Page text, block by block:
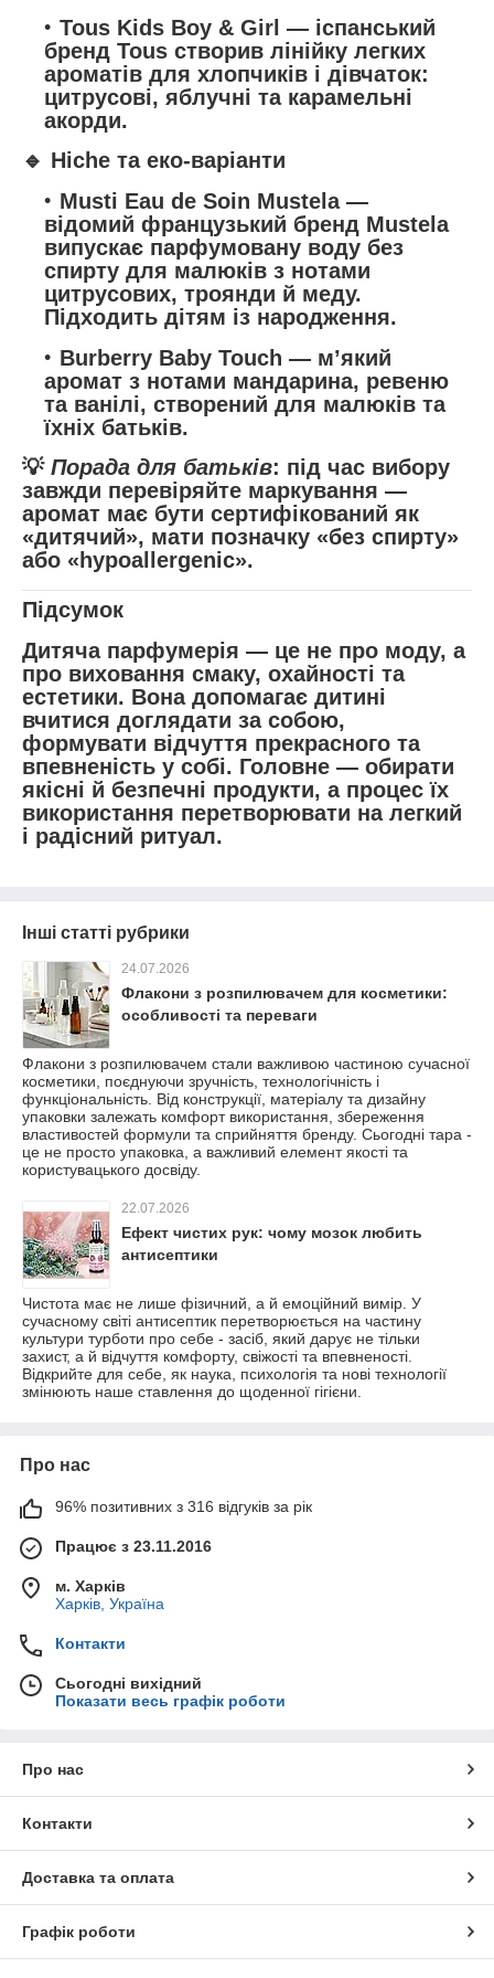
Tous Kids Boy & Girl — іспанський
бренд Tous створив лінійку легких
ароматів для хлопчиків і дівчаток:
цитрусові, яблучні та карамельні
акорди.
🔹 Нiche та еко-варіанти
Musti Eau de Soin Mustela—
відомий французький бренд Mustela
випускає парфумовану воду без
спирту для малюків з нотами
цитрусових, троянди й меду.
Підходить дітям із народження.
Burberry Baby Touch — м’який
аромат з нотами мандарина, ревеню
та ванілі, створений для малюків та
їхніх батьків.
💡 Порада для батьків: під час вибору
завжди перевіряйте маркування —
аромат має бути сертифікований як
«дитячий», мати позначку «без спирту»
або «hypoallergenic».
Підсумок
Дитяча парфумерія — це не про моду, а
про виховання смаку, охайності та
естетики. Вона допомагає дитині
вчитися доглядати за собою,
формувати відчуття прекрасного та
впевненість у собі. Головне — обирати
якісні й безпечні продукти, а процес їх
використання перетворювати на легкий
і радісний ритуал.
Інші статті рубрики
24.07.2026
Флакони з розпилювачем для косметики:
особливості та переваги
Флакони з розпилювачем стали важливою частиною сучасної
косметики, поєднуючи зручність, технологічність і
функціональність. Від конструкції, матеріалу та дизайну
упаковки залежать комфорт використання, збереження
властивостей формули та сприйняття бренду. Сьогодні тара -
це не просто упаковка, а важливий елемент якості та
користувацького досвіду.
22.07.2026
Ефект чистих рук: чому мозок любить
антисептики
Чистота має не лише фізичний, а й емоційний вимір. У
сучасному світі антисептик перетворюється на частину
культури турботи про себе - засіб, який дарує не тільки
захист, а й відчуття комфорту, свіжості та впевненості.
Відкрийте для себе, як наука, психологія та нові технології
змінюють наше ставлення до щоденної гігієни.
Про нас
96% позитивних з 316 відгуків за рік
Працює з 23.11.2016
м. Харків
Харків, Україна
Контакти
Сьогодні вихідний
Показати весь графік роботи
Про нас
Контакти
Доставка та оплата
Графік роботи